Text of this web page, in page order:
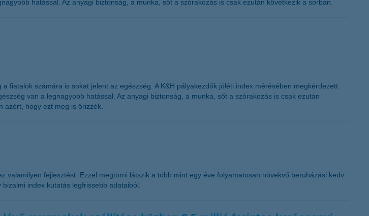
hatással. Az anyagi biztonság, a munka, sőt a szórakozás is csak ezután következik a sorban.
fiatalok számára is sokat jelent az egészség. A K&H pályakezdők jóléti index mérésében megkérdezett
van a legnagyobb hatással. Az anyagi biztonság, a munka, sőt a szórakozás is csak ezután
azért, hogy ezt meg is őrizzék.
fejlesztést. Ezzel megtörni látszik a több mint egy éve folyamatosan növekvő beruházási kedv.
index kutatás legfrissebb adataiból.